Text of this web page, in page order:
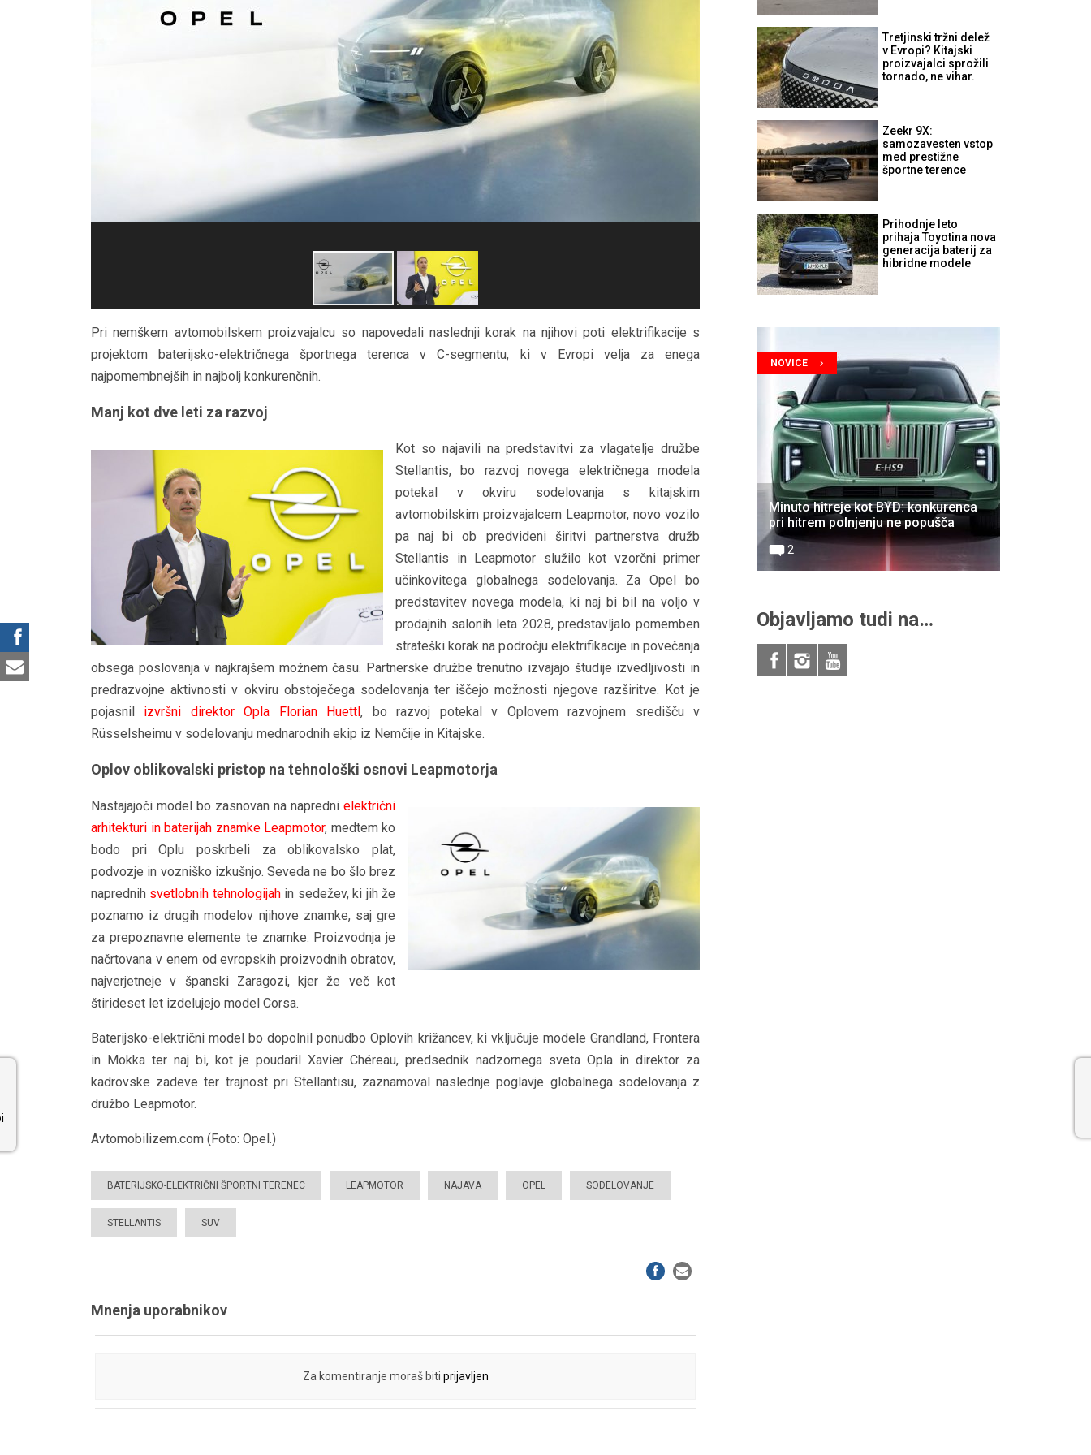
HIBRIDNA TEHNIKA
JERNEJ BOLKA
TEHNIČNA VPRAŠANJA
ROK ČERNJAVSKI
AVTOPLIN
ŽIGA HABJAN
Pri nemškem avtomobilskem proizvajalcu so napovedali naslednji korak na njihovi poti elektrifikacije s
projektom baterijsko-električnega športnega terenca v C-segmentu, ki v Evropi velja za enega
najpomembnejših in najbolj konkurenčnih.
Manj kot dve leti za razvoj
Kot so najavili na predstavitvi za vlagatelje družbe
Stellantis, bo razvoj novega električnega modela
potekal v okviru sodelovanja s kitajskim
avtomobilskim proizvajalcem Leapmotor, novo vozilo
pa naj bi ob predvideni širitvi partnerstva družb
Stellantis in Leapmotor služilo kot vzorčni primer
učinkovitega globalnega sodelovanja. Za Opel bo
predstavitev novega modela, ki naj bi bil na voljo v
prodajnih salonih leta 2028, predstavljalo pomemben
strateški korak na področju elektrifikacije in povečanja
obsega poslovanja v najkrajšem možnem času. Partnerske družbe trenutno izvajajo študije izvedljivosti in
predrazvojne aktivnosti v okviru obstoječega sodelovanja ter iščejo možnosti njegove razširitve. Kot je
pojasnil izvršni direktor Opla Florian Huettl, bo razvoj potekal v Oplovem razvojnem središču v
Rüsselsheimu v sodelovanju mednarodnih ekip iz Nemčije in Kitajske.
Oplov oblikovalski pristop na tehnološki osnovi Leapmotorja
Nastajajoči model bo zasnovan na napredni električni
arhitekturi in baterijah znamke Leapmotor, medtem ko
bodo pri Oplu poskrbeli za oblikovalsko plat,
podvozje in vozniško izkušnjo. Seveda ne bo šlo brez
naprednih svetlobnih tehnologijahin sedežev, ki jih že
poznamo iz drugih modelov njihove znamke, saj gre
za prepoznavne elemente te znamke. Proizvodnja je
načrtovana v enem od evropskih proizvodnih obratov,
najverjetneje v španski Zaragozi, kjer že več kot
štirideset let izdelujejo model Corsa.
Baterijsko-električni model bo dopolnil ponudbo Oplovih križancev, ki vključuje modele Grandland, Frontera
in Mokka ter naj bi, kot je poudaril Xavier Chéreau, predsednik nadzornega sveta Opla in direktor za
kadrovske zadeve ter trajnost pri Stellantisu, zaznamoval naslednje poglavje globalnega sodelovanja z
družbo Leapmotor.
Avtomobilizem.com (Foto: Opel.)
BATERIJSKO-ELEKTRIČNI ŠPORTNI TERENEC LEAPMOTOR NAJAVA OPEL SODELOVANJE
STELLANTIS SUV
Mnenja uporabnikov
Za komentiranje moraš biti prijavljen
Tretjinski tržni delež
v Evropi? Kitajski
proizvajalci sprožili
tornado, ne vihar.
Zeekr 9X:
samozavesten vstop
med prestižne
športne terence
Prihodnje leto
prihaja Toyotina nova
generacija baterij za
hibridne modele
NOVICE
Minuto hitreje kot BYD: konkurenca
pri hitrem polnjenju ne popušča
2
Objavljamo tudi na…